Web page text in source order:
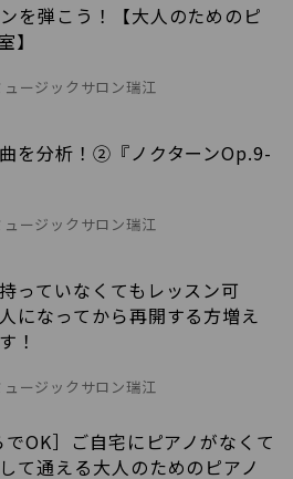
を弾こう！【大人のためのピ
】
ュージックサロン瑞江
を分析！②『ノクターンOp.9-
ュージックサロン瑞江
っていなくてもレッスン可
になってから再開する方増え
！
ュージックサロン瑞江
OK］ご自宅にピアノがなくて
て通える大人のためのピアノ